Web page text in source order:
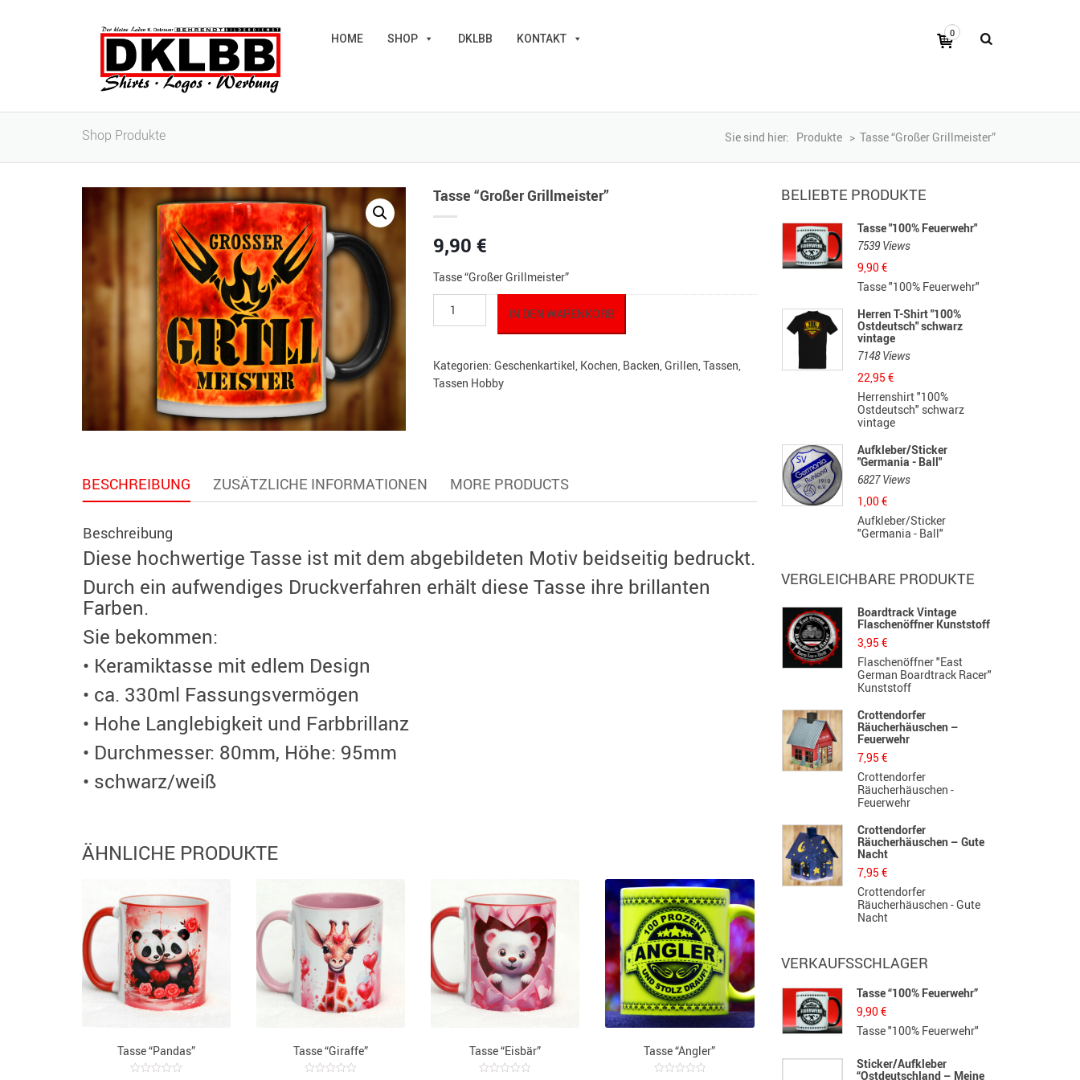
HOME SHOP DKLBB KONTAKT 0
Shop Produkte Sie sind hier: Produkte > Tasse “Großer Grillmeister”
Tasse “Großer Grillmeister”
9,90 €
Tasse “Großer Grillmeister”
Tasse
IN DEN WARENKORB
Kategorien: Geschenkartikel, Kochen, Backen, Grillen,Tassen,
Tassen Hobby
BESCHREIBUNG ZUSÄTZLICHE INFORMATIONEN MORE PRODUCTS
Beschreibung
Diese hochwertige Tasse ist mit dem abgebildeten Motiv beidseitig bedruckt.
Durch ein aufwendiges Druckverfahren erhält diese Tasse ihre brillanten
Farben.
Sie bekommen:
• Keramiktasse mit edlem Design
• ca. 330ml Fassungsvermögen
• Hohe Langlebigkeit und Farbbrillanz
• Durchmesser: 80mm, Höhe: 95mm
• schwarz/weiß
ÄHNLICHE PRODUKTE
Tasse “Pandas” Tasse “Giraffe” Tasse “Eisbär” Tasse “Angler”
BELIEBTE PRODUKTE
Tasse "100% Feuerwehr"
7539 Views
9,90€
Tasse "100% Feuerwehr"
Herren T-Shirt "100%
Ostdeutsch" schwarz
vintage
7148 Views
22,95 €
Herrenshirt "100%
Ostdeutsch" schwarz
vintage
Aufkleber/Sticker
"Germania - Ball"
6827 Views
1,00€
Aufkleber/Sticker
"Germania - Ball"
VERGLEICHBARE PRODUKTE
Boardtrack Vintage
Flaschenöffner Kunststoff
3,95 €
Flaschenöffner "East
German Boardtrack Racer"
Kunststoff
Crottendorfer
Räucherhäuschen –
Feuerwehr
7,95 €
Crottendorfer
Räucherhäuschen -
Feuerwehr
Crottendorfer
Räucherhäuschen – Gute
Nacht
7,95 €
Crottendorfer
Räucherhäuschen - Gute
Nacht
VERKAUFSSCHLAGER
Tasse “100% Feuerwehr”
9,90€
Tasse "100% Feuerwehr"
Sticker/Aufkleber
“Ostdeutschland – Meine